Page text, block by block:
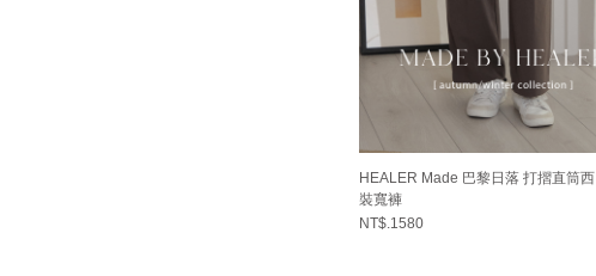
HEALER Made 巴黎日落 打摺直筒西
裝寬褲
NT$.1580